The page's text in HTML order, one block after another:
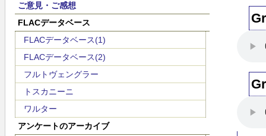
ご意見・ご感想
FLACデータベース
FLACデータベース(1)
FLACデータベース(2)
フルトヴェングラー
トスカニーニ
ワルター
アンケートのアーカイブ